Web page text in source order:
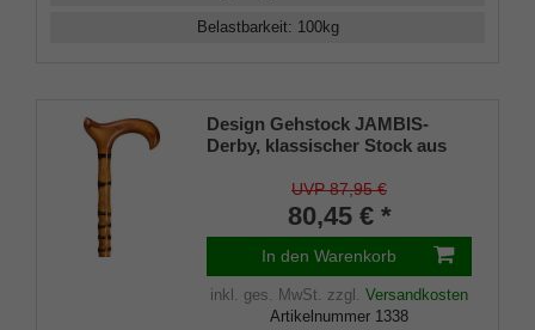
Belastbarkeit: 100kg
Design Gehstock JAMBIS-
Derby, klassischer Stock aus
in typischem Jambis-Imitat
Schliff, seidenmatt lackiert
inklusiv passendem
Gummipuffer
UVP 87,95 €
80,45 € *
In den Warenkorb
inkl. ges. MwSt. zzgl. Versandkosten
Artikelnummer 1338